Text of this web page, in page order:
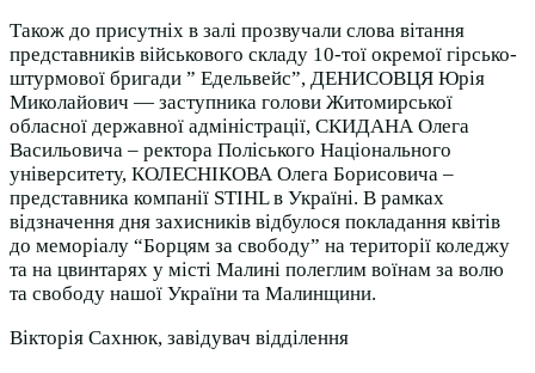
Також до присутніх в залі прозвучали слова вітання
представників військового складу 10-тої окремої гірсько-
штурмової бригади ” Едельвейс”, ДЕНИСОВЦЯ Юрія
Миколайович — заступника голови Житомирської
обласної державної адміністрації, СКИДАНА Олега
Васильовича – ректора Поліського Національного
університету, КОЛЕСНІКОВА Олега Борисовича –
представника компанії STIHL в Україні. В рамках
відзначення дня захисників відбулося покладання квітів
до меморіалу “Борцям за свободу” на території коледжу
та на цвинтарях у місті Малині полеглим воїнам за волю
та свободу нашої України та Малинщини.
Вікторія Сахнюк, завідувач відділення